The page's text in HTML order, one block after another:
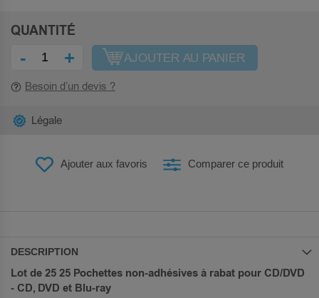
QUANTITÉ
- + AJOUTER AU PANIER
Besoin d’un devis ?
Ajouter aux favoris Comparer ce produit
Légale
DESCRIPTION
Lot de 25 25 Pochettes non-adhésives à rabat pour CD/DVD
- CD, DVD et Blu-ray